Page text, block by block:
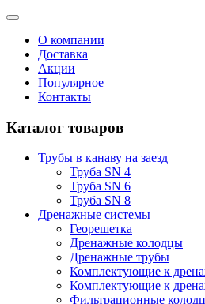
О компании
Доставка
Акции
Популярное
Контакты
Каталог товаров
Трубы в канаву на заезд
Труба SN 4
Труба SN 6
Труба SN 8
Дренажные системы
Георешетка
Дренажные колодцы
Дренажные трубы
Комплектующие к
Комплектующие к
Фильтрационные